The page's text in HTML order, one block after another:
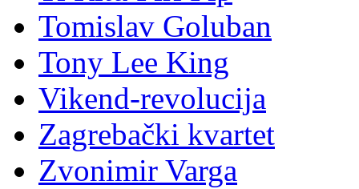
Tomislav Goluban
Tony Lee King
Vikend-revolucija
Zagrebački kvartet
Zvonimir Varga